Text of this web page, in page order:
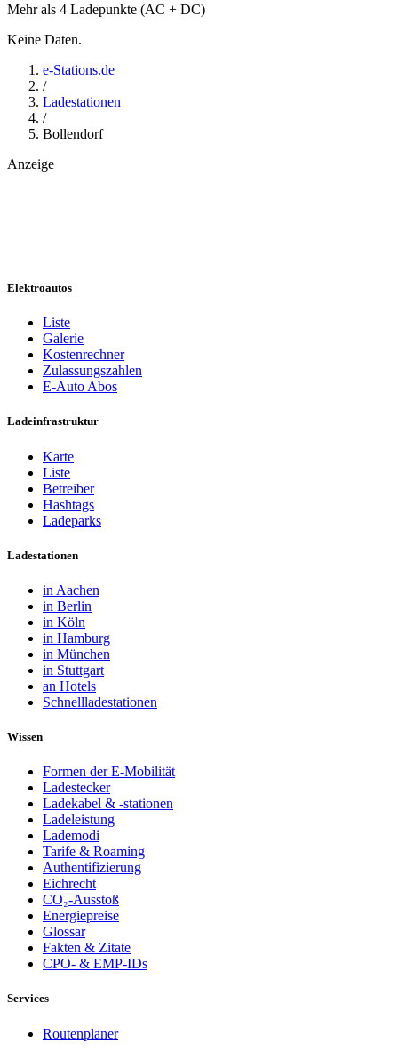
Mehr als 4 Ladepunkte (AC + DC)
Keine Daten.
e-Stations.de
/
Ladestationen
/
Bollendorf
Anzeige
Elektroautos
Liste
Galerie
Kostenrechner
Zulassungszahlen
E-Auto Abos
Ladeinfrastruktur
Karte
Liste
Betreiber
Hashtags
Ladeparks
Ladestationen
in Aachen
in Berlin
in Köln
in Hamburg
in München
in Stuttgart
an Hotels
Schnellladestationen
Wissen
Formen der E-Mobilität
Ladestecker
Ladekabel & -stationen
Ladeleistung
Lademodi
Tarife & Roaming
Authentifizierung
Eichrecht
CO₂-Ausstoß
Energiepreise
Glossar
Fakten & Zitate
CPO- & EMP-IDs
Services
Routenplaner